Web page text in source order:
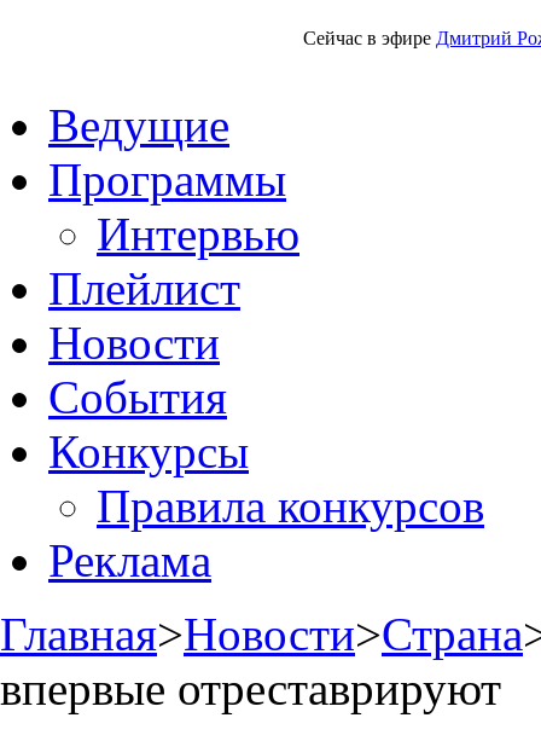
Сейчас в эфире Дмитрий
Ведущие
Программы
Интервью
Плейлист
Новости
События
Конкурсы
Правила конкурсов
Реклама
Главная>Новости>Страна
впервые отреставрируют